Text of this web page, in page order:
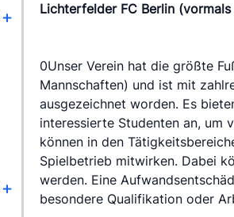
Lichterfelder FC Berlin
0Unser Verein hat die größte
Mannschaften) und ist mit
ausgezeichnet worden. Es
interessierte Studenten an, um
können in den
Spielbetrieb mitwirken. Dabei
werden. Eine
besondere Qualifikation